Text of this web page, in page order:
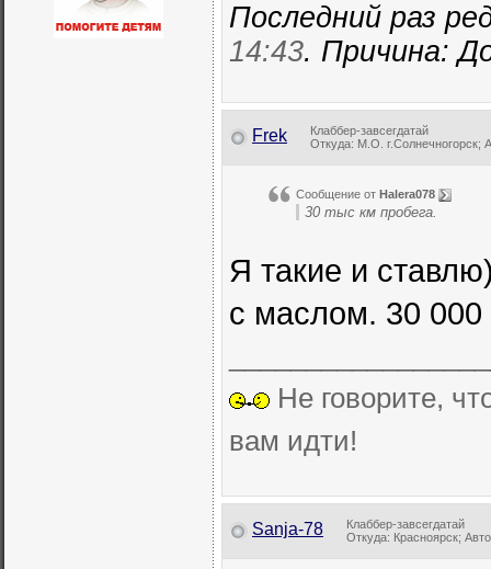
Последний раз
14:43. Причина:
Frek
Клаббер-завсегдатай
Откуда: М.О. г.Солнечногорск;
Сообщение от Halera078
30 тыс км пробега.
Я такие и
с маслом. 30
Не говорите,
вам идти!
Sanja-78
Клаббер-завсегдатай
Откуда: Красноярск;